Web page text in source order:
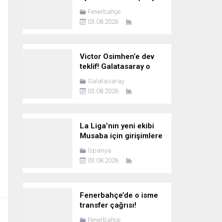
ekibi talip oldu
Fenerbahçe
03.08.2026
Victor Osimhen’e dev
teklif! Galatasaray o
rakamı istiyor
Galatasaray
03.08.2026
La Liga’nın yeni ekibi
Musaba için girişimlere
başladı
İspanya
03.08.2026
Fenerbahçe’de o isme
transfer çağrısı!
“Bonservisini al da gel”
Fenerbahçe